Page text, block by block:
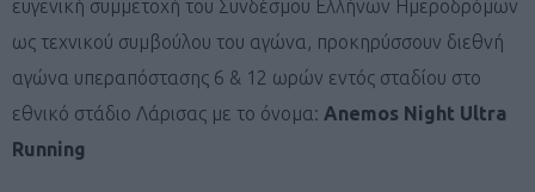
ευγενική συμμετοχή του Συνδέσμου Ελλήνων Ημεροδρόμων
ως τεχνικού συμβούλου του αγώνα, προκηρύσσουν διεθνή
αγώνα υπεραπόστασης 6 & 12 ωρών εντός σταδίου στο
εθνικό στάδιο Λάρισας με το όνομα: Anemos Night Ultra
Running